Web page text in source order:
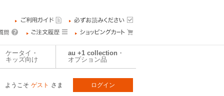
ケータイ・
キッズ向け
au +1 collection・
オプション品
ようこそ ゲスト さま ログイン